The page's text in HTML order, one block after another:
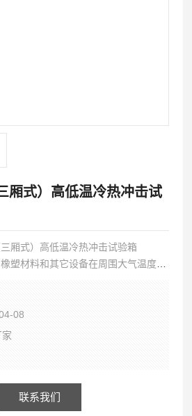
厢式）高低温冷热冲击试
厢式）高低温冷热冲击试验箱
塑材料和其它设备在周围大气温度急
控制。
08
联系我们